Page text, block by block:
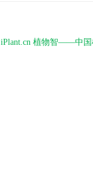
iPlant.cn 植物智——中国